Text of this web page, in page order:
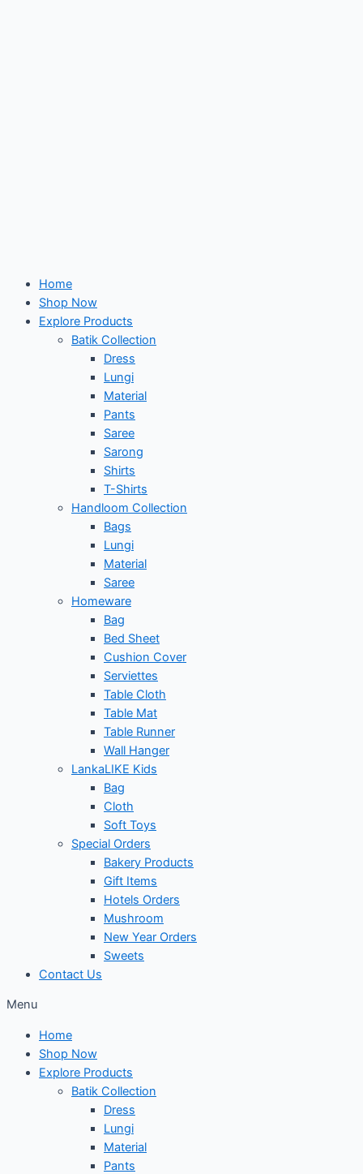
Home
Shop Now
Explore Products
Batik Collection
Dress
Lungi
Material
Pants
Saree
Sarong
Shirts
T-Shirts
Handloom Collection
Bags
Lungi
Material
Saree
Homeware
Bag
Bed Sheet
Cushion Cover
Serviettes
Table Cloth
Table Mat
Table Runner
Wall Hanger
LankaLIKE Kids
Bag
Cloth
Soft Toys
Special Orders
Bakery Products
Gift Items
Hotels Orders
Mushroom
New Year Orders
Sweets
Contact Us
Menu
Home
Shop Now
Explore Products
Batik Collection
Dress
Lungi
Material
Pants